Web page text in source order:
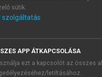
KIPRÓBÁLOM
sütik.
szolgáltatás
APP ÁTKAPCSOLÁSA
ezt a kapcsolót az összes
letiltásához.